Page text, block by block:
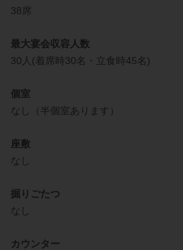
38席
最大宴会収容人数
30人(着席時30名・立食時45名)
個室
なし（半個室あります）
座敷
なし
掘りごたつ
なし
カウンター